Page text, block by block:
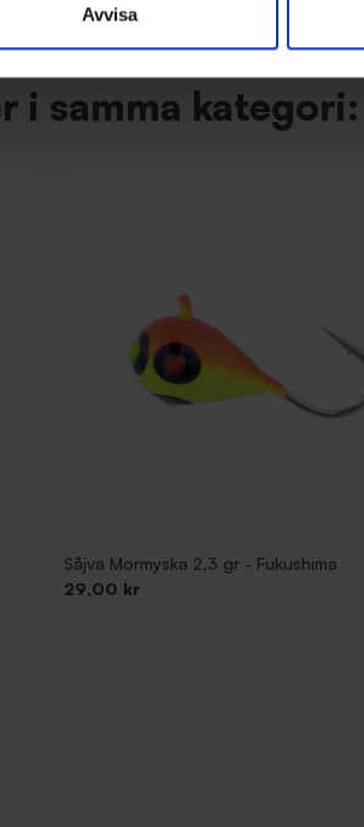
Avvisa
i samma kategori:
Såjva Mormyska 2,3 gr - Fukushima
Pris
29,00 kr